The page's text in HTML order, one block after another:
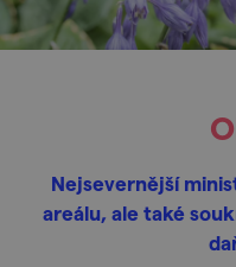
Nejsevernější
areálu, ale také